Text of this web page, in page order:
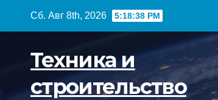
Сб. Авг 8th, 2026 5:18:39 PM
Техника и
строительство